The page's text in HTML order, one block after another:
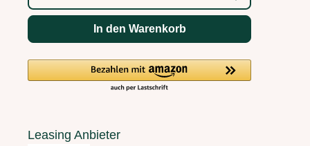
In den Warenkorb
Leasing Anbieter